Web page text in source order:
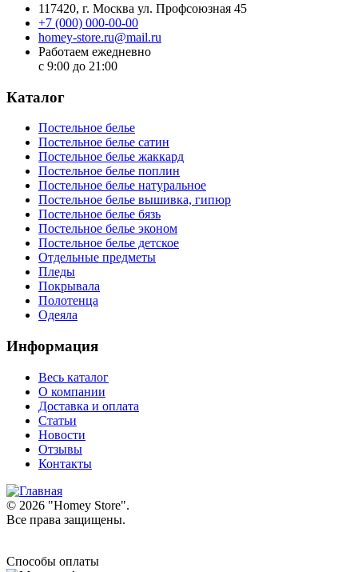
117420, г. Москва ул. Профсоюзная 45
+7 (000) 000-00-00
homey-store.ru@mail.ru
Работаем ежедневно
с 9:00 до 21:00
Каталог
Постельное белье
Постельное белье сатин
Постельное белье жаккард
Постельное белье поплин
Постельное белье натуральное
Постельное белье вышивка, гипюр
Постельное белье бязь
Постельное белье эконом
Постельное белье детское
Отдельные предметы
Пледы
Покрывала
Полотенца
Одеяла
Информация
Весь каталог
О компании
Доставка и оплата
Статьи
Новости
Отзывы
Контакты
© 2026 "Homey Store".
Все права защищены.
Способы оплаты